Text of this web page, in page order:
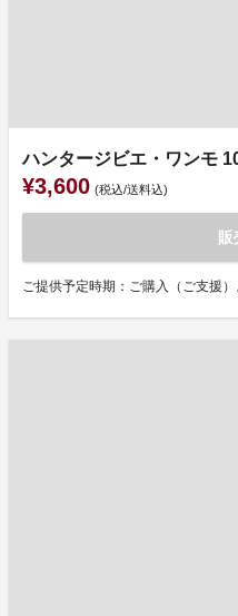
ハンタージビエ・ワンモ
¥3,600 (税込/送料込)
販
ご提供予定時期：ご購入（ご支援